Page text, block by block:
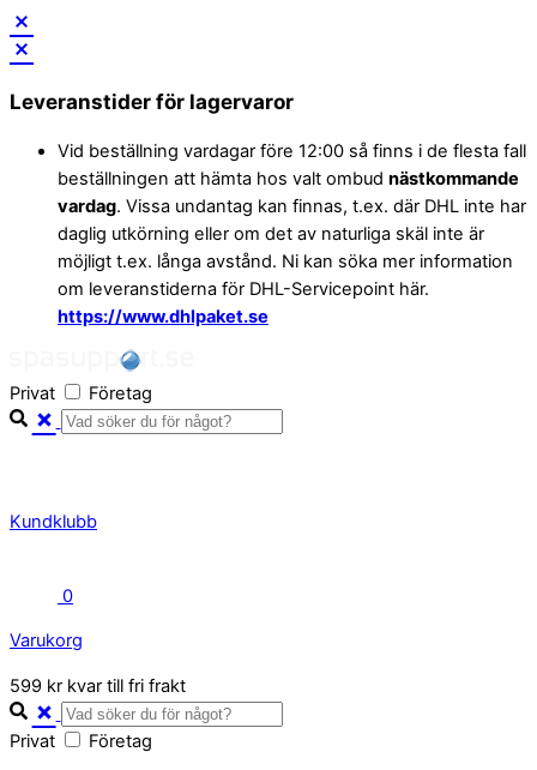
Skip
content
Leveranstider för lagervaror
Vid beställning vardagar före 12:00 så finns i de flesta fall
beställningen att hämta hos valt ombud nästkommande
vardag. Vissa undantag kan finnas, t.ex. där DHL inte har
daglig utkörning eller om det av naturliga skäl inte är
möjligt t.ex. långa avstånd. Ni kan söka mer information
om leveranstiderna för DHL-Servicepoint här.
https://www.dhlpaket.se
Privat Företag
Kundklubb
0
Varukorg
Close
Cart
599 kr kvar till fri frakt
Privat Företag